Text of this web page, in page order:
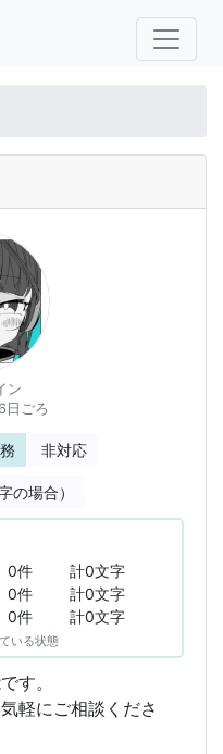
ン
日ごろ
非対応
の場合）
0件
計0文字
0件
計0文字
0件 計0文字
いる状態
す。
軽にご相談くださ